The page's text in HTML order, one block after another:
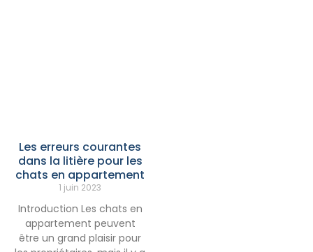
Les erreurs courantes
dans la litière pour les
chats en appartement
1 juin 2023
Introduction Les chats en
appartement peuvent
être un grand plaisir pour